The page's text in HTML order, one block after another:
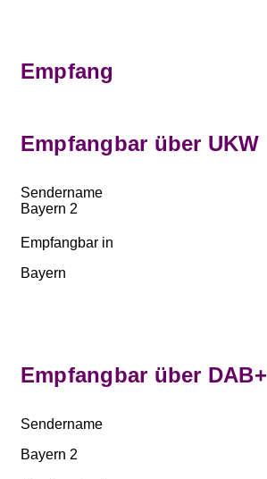
Empfang
Empfangbar über UKW
Sendername
Bayern 2
Empfangbar in
Bayern
Empfangbar über DAB+
Sendername
Bayern 2